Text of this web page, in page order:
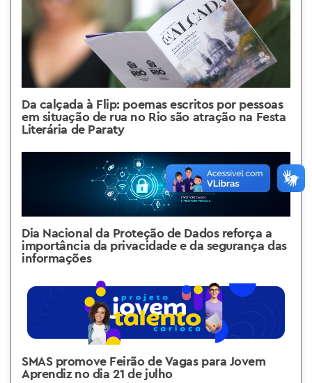
Da calçada à Flip: poemas escritos por pessoas
em situação de rua no Rio são atração na Festa
Literária de Paraty
Dia Nacional da Proteção de Dados reforça a
importância da privacidade e da segurança das
informações
SMAS promove Feirão de Vagas para Jovem
Aprendiz no dia 21 de julho